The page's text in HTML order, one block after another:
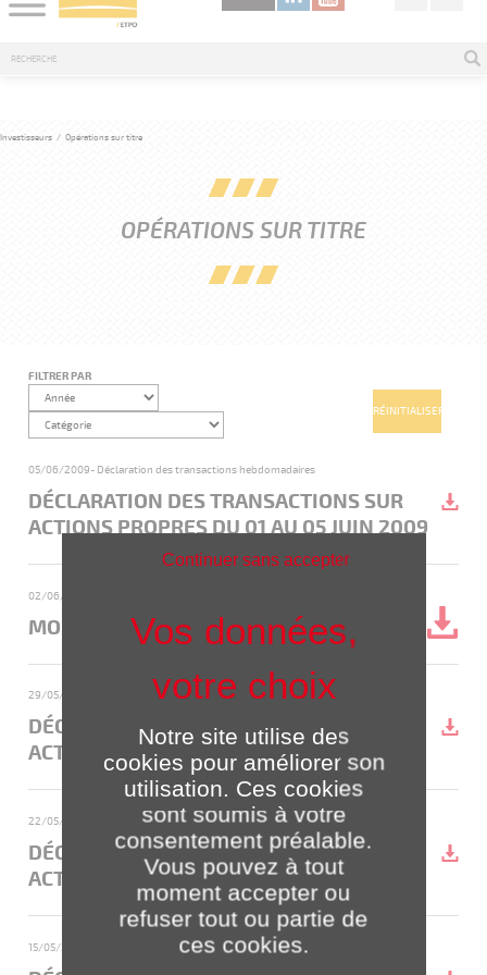
Investisseurs / Opérations sur titre
OPÉRATIONS SUR TITRE
FILTRER PAR
05/06/2009- Déclaration des transactions hebdomadaires
DÉCLARATION DES TRANSACTIONS SUR
ACTIONS PROPRES DU 01 AU 05 JUIN 2009
02/06/2009
MOIS MAI-2009
29/05/2009 - Déclaration des transactions hebdomadaires
DÉCLARATION DES TRANSACTIONS SUR
ACTIONS PROPRES DU 25 AU 29 MAI 2009
22/05/2009 - Déclaration des transactions hebdomadaires
DÉCLARATION DES TRANSACTIONS SUR
ACTIONS PROPRES DU 18 AU 22 MAI 2009
15/05/2009 - Déclaration des transactions hebdomadaires
Notre site utilise des
cookies pour améliorer son
utilisation. Ces cookies
sont soumis à votre
consentement préalable.
Vous pouvez à tout
moment accepter ou
refuser tout ou partie de
ces cookies.
Continuer sans accepter